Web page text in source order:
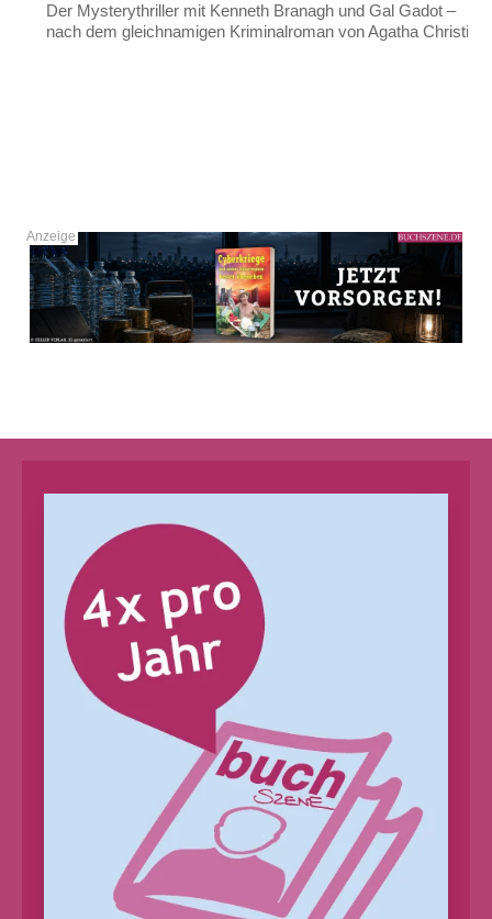
Der Mysterythriller mit Kenneth Branagh und Gal Gadot –
nach dem gleichnamigen Kriminalroman von Agatha Christie.